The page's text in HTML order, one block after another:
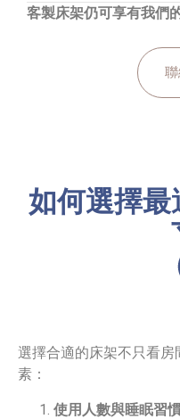
客製床架仍可享有我們
如何選擇
選擇合適的床架不只看
素：
使用人數與睡眠習慣